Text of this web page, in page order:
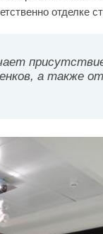
отделке
а также